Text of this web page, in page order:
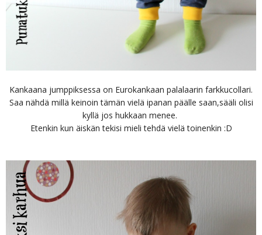
Kankaana jumppiksessa on Eurokankaan palalaarin farkkucollari.
Saa nähdä millä keinoin tämän vielä ipanan päälle saan,sääli olisi
kyllä jos hukkaan menee.
Etenkin kun äiskän tekisi mieli tehdä vielä toinenkin :D